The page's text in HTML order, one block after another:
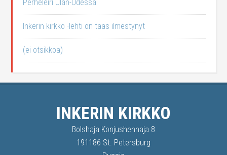
Perheleiri Ulan-Udessa
Inkerin kirkko -lehti on taas ilmestynyt
(ei otsikkoa)
INKERIN KIRKKO
Bolshaja Konjushennaja 8
191186 St. Petersburg